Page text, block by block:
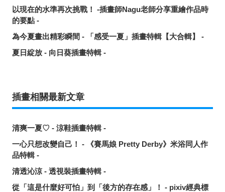
以現在的水準再次挑戰！ -插畫師Nagu老師分享重繪作品時
的要點 -
為今夏畫出精彩瞬間 - 「感受一夏」插畫特輯【大合輯】 -
夏日綻放 - 向日葵插畫特輯 -
插畫相關最新文章
清爽一夏♡ - 涼鞋插畫特輯 -
一心只想改變自己！ - 《賽馬娘 Pretty Derby》米浴同人作
品特輯 -
清透沁涼 - 透視裝插畫特輯 -
從「這是什麼好可怕」到「後方的存在感」！ - pixiv經典標